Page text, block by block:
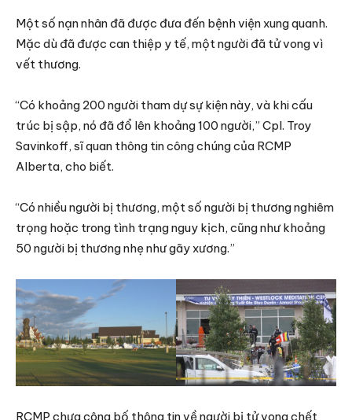
Một số nạn nhân đã được đưa đến bệnh viện xung quanh.
Mặc dù đã được can thiệp y tế, một người đã tử vong vì
vết thương.
“Có khoảng 200 người tham dự sự kiện này, và khi cấu
trúc bị sập, nó đã đổ lên khoảng 100 người,” Cpl. Troy
Savinkoff, sĩ quan thông tin công chúng của RCMP
Alberta, cho biết.
“Có nhiều người bị thương, một số người bị thương nghiêm
trọng hoặc trong tình trạng nguy kịch, cũng như khoảng
50 người bị thương nhẹ như gãy xương.”
RCMP chưa công bố thông tin về người bị tử vong chết